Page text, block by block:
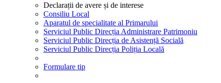
Declarații de avere și de interese
Consiliu Local
Aparatul de specialitate al Primarului
Serviciul Public Direcția Administrare Patrimoniu
Serviciul Public Direcția de Asistență Socială
Serviciul Public Direcția Poliția Locală
Formulare tip